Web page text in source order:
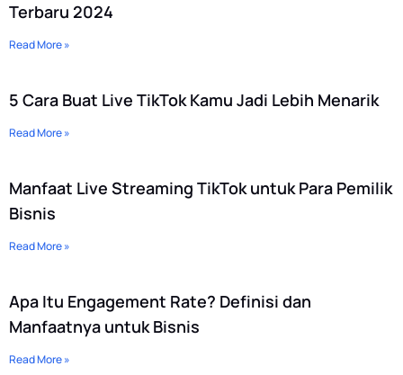
Terbaru 2024
Read More »
5 Cara Buat Live TikTok Kamu Jadi Lebih Menarik
Read More »
Manfaat Live Streaming TikTok untuk Para Pemilik
Bisnis
Read More »
Apa Itu Engagement Rate? Definisi dan
Manfaatnya untuk Bisnis
Read More »